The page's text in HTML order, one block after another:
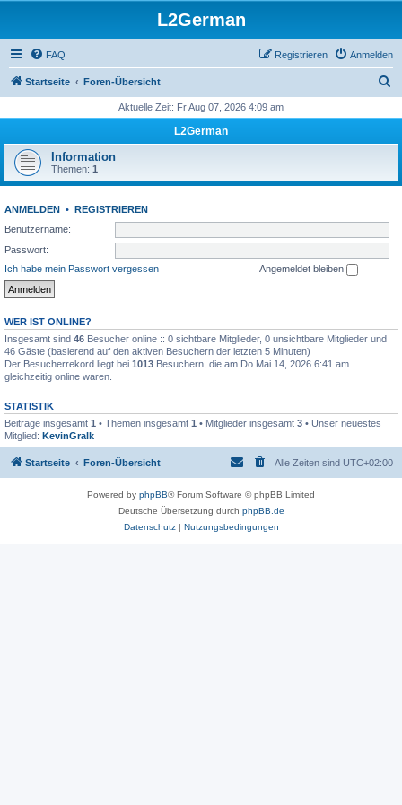
L2German
FAQ Anmelden
Registrieren
Startseite Foren-Übersicht
h
Aktuelle Zeit: Fr Aug 07, 2026 4:09 am
L2German
Information
Themen: 1
ANMELDEN • REGISTRIEREN
Benutzername:
Passwort:
Ich habe mein Passwort vergessen
Angemeldet bleiben
WER IST ONLINE?
Insgesamt sind 46 Besucher online :: 0 sichtbare Mitglieder, 0 unsichtbare Mitglieder und
46 Gäste (basierend auf den aktiven Besuchern der letzten 5 Minuten)
Der Besucherrekord liegt bei 1013 Besuchern, die am Do Mai 14, 2026 6:41 am
gleichzeitig online waren.
STATISTIK
Beiträge insgesamt 1 • Themen insgesamt 1 • Mitglieder insgesamt 3 • Unser neuestes
Mitglied: KevinGralk
Startseite Foren-Übersicht Alle Zeiten sind UTC+02:00
Powered by phpBB® Forum Software © phpBB Limited
Deutsche Übersetzung durch phpBB.de
Datenschutz| Nutzungsbedingungen